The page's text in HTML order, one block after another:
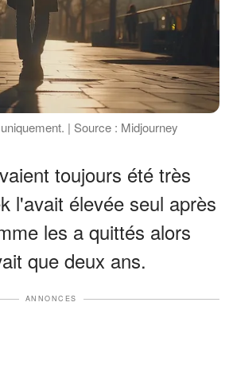
| Source : Midjourney
toujours été très
l'avait élevée seul après
les a quittés alors
que deux ans.
ANNONCES